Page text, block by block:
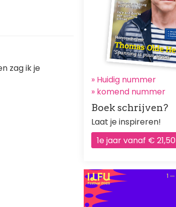
zag ik je
» Huidig nummer
» komend nummer
Boek schrijven?
Laat je inspireren!
1e jaar vanaf € 21,50